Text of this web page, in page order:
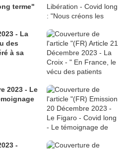
terme"
- La
à sa
2023 - Le
-